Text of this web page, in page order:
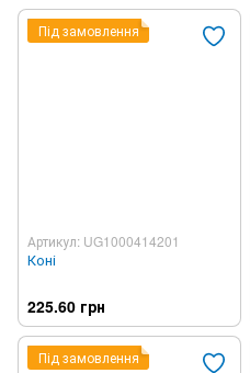
Під замовлення
Артикул: UG1000414201
Коні
225.60 грн
Під замовлення